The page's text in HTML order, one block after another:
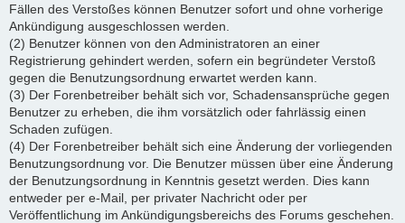
Fällen des Verstoßes können Benutzer sofort und ohne vorherige
Ankündigung ausgeschlossen werden.
(2) Benutzer können von den Administratoren an einer
Registrierung gehindert werden, sofern ein begründeter Verstoß
gegen die Benutzungsordnung erwartet werden kann.
(3) Der Forenbetreiber behält sich vor, Schadensansprüche gegen
Benutzer zu erheben, die ihm vorsätzlich oder fahrlässig einen
Schaden zufügen.
(4) Der Forenbetreiber behält sich eine Änderung der vorliegenden
Benutzungsordnung vor. Die Benutzer müssen über eine Änderung
der Benutzungsordnung in Kenntnis gesetzt werden. Dies kann
entweder per e-Mail, per privater Nachricht oder per
Veröffentlichung im Ankündigungsbereichs des Forums geschehen.